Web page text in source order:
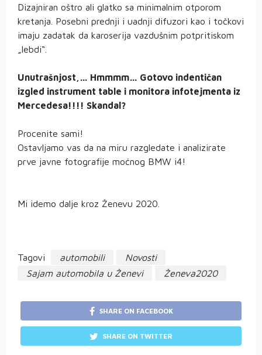
Dizajniran oštro ali glatko sa minimalnim otporom
kretanja. Posebni prednji i uadnji difuzori kao i točkovi
imaju zadatak da karoserija vazdušnim potpritiskom
„lebdi“.
Unutrašnjost,… Hmmmm… Gotovo indentičan
izgled instrument table i monitora infotejmenta iz
Mercedesa!!!! Skandal?
Procenite sami!
Ostavljamo vas da na miru razgledate i analizirate
prve javne fotografije moćnog BMW i4!
Mi idemo dalje kroz Ženevu 2020.
Tagovi automobili
Novosti
Sajam automobila u Ženevi
Ženeva2020
SHARE ON FACEBOOK
SHARE ON TWITTER